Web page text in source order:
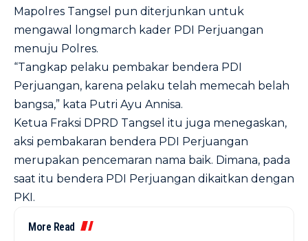
Mapolres Tangsel pun diterjunkan untuk
mengawal longmarch kader PDI Perjuangan
menuju Polres.
“Tangkap pelaku pembakar bendera PDI
Perjuangan, karena pelaku telah memecah belah
bangsa,” kata Putri Ayu Annisa.
Ketua Fraksi DPRD Tangsel itu juga menegaskan,
aksi pembakaran bendera PDI Perjuangan
merupakan pencemaran nama baik. Dimana, pada
saat itu bendera PDI Perjuangan dikaitkan dengan
PKI.
More Read